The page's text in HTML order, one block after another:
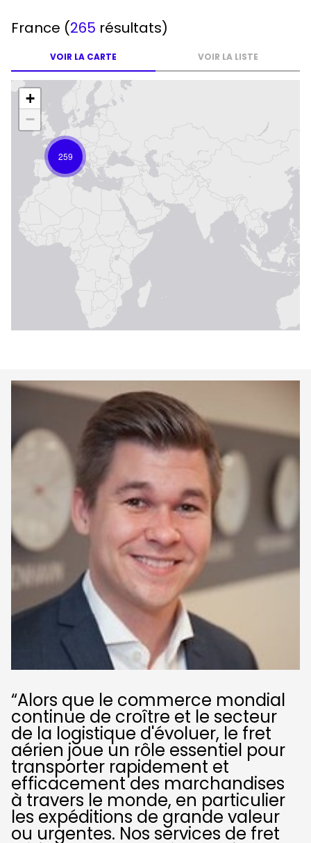
France (265 résultats)
VOIR LA CARTE VOIR LA LISTE
259
+
−
Keepeek
“Alors que le commerce mondial
continue de croître et le secteur
de la logistique d'évoluer, le fret
aérien joue un rôle essentiel pour
transporter rapidement et
efficacement des marchandises
à travers le monde, en particulier
les expéditions de grande valeur
ou urgentes. Nos services de fret